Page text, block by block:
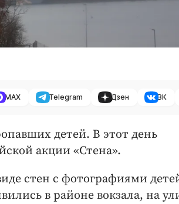
MAX Telegram Дзен ВК
детей. В этот день
акции «Стена».
стен с фотографиями
в районе вокзала, на